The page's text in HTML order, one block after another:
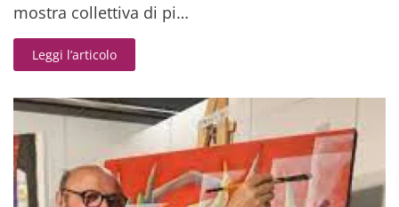
mostra collettiva di pi…
Leggi l’articolo